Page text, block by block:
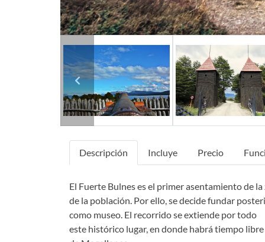
Previous
Descripción Incluye Precio
El Fuerte Bulnes es el primer asentamiento de
de la población. Por ello, se decide fundar
como museo. El recorrido se extiende por todo
este histórico lugar, en donde habrá tiempo